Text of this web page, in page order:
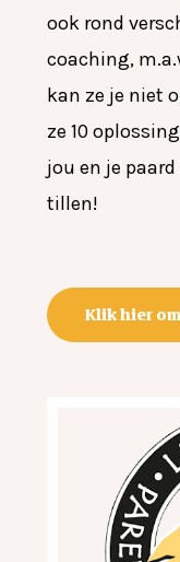
ook rond
coaching,
kan ze je niet
ze 10
jou en je
tillen!
Klik hier